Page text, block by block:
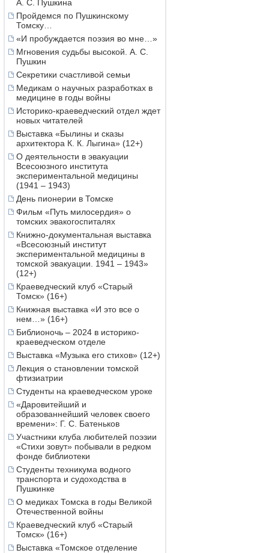
А. С. Пушкина
Пройдемся по Пушкинскому
Томску…
«И пробуждается поэзия во мне…»
Мгновения судьбы высокой. А. С.
Пушкин
Секретики счастливой семьи
Медикам о научных разработках в
медицине в годы войны
Историко-краеведческий отдел ждет
новых читателей
Выставка «Былины и сказы
архитектора К. К. Лыгина» (12+)
О деятельности в эвакуации
Всесоюзного института
экспериментальной медицины
(1941 – 1943)
День пионерии в Томске
Фильм «Путь милосердия» о
томских эвакогоспиталях
Книжно-документальная выставка
«Всесоюзный институт
экспериментальной медицины в
томской эвакуации. 1941 – 1943»
(12+)
Краеведческий клуб «Старый
Томск» (16+)
Книжная выставка «И это все о
нем…» (16+)
Библионочь – 2024 в историко-
краеведческом отделе
Выставка «Музыка его стихов» (12+)
Лекция о становлении томской
фтизиатрии
Студенты на краеведческом уроке
«Даровитейший и
образованнейший человек своего
времени»: Г. С. Батеньков
Участники клуба любителей поэзии
«Стихи зовут» побывали в редком
фонде библиотеки
Студенты техникума водного
транспорта и судоходства в
Пушкинке
О медиках Томска в годы Великой
Отечественной войны
Краеведческий клуб «Старый
Томск» (16+)
Выставка «Томское отделение